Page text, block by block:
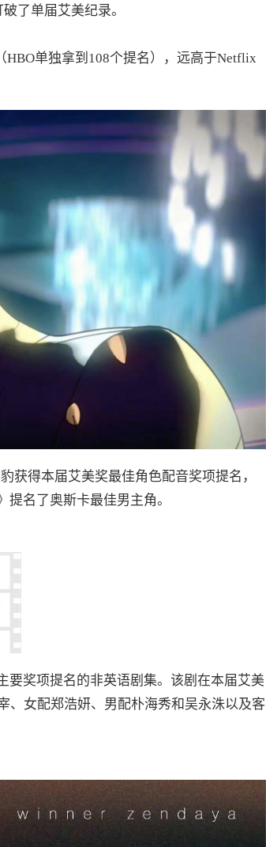
了单届艾美纪录。
HBO单独拿到108个提名），远高于Netflix
获得本届艾美奖最佳角色配音奖项提名，
名了奥斯卡最佳男主角。
要奖项提名的非英语剧集。该剧在本届艾美
、女配郑浩妍、男配朴海秀和吴永洙以及客